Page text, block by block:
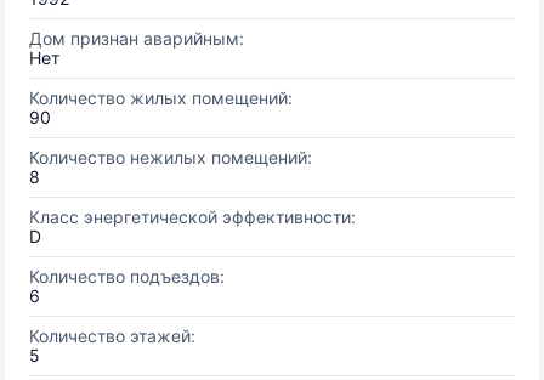
Дом признан аварийным:
Нет
Количество жилых помещений:
90
Количество нежилых помещений:
8
Класс энергетической эффективности:
D
Количество подъездов:
6
Количество этажей:
5